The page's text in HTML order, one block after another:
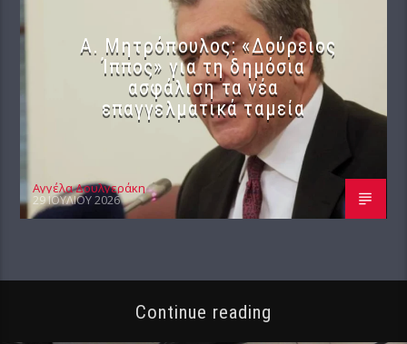
Α. Μητρόπουλος: «Δούρειος
Ίππος» για τη δημόσια
ασφάλιση τα νέα
επαγγελματικά ταμεία
Αγγέλα Δουλγεράκη
29 ΙΟΥΛΊΟΥ 2026
Continue reading